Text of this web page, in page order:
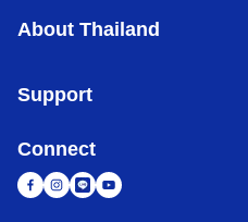
About Thailand
Support
Connect